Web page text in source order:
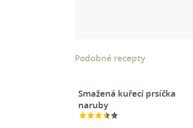
Podobné recepty
Smažená kuřecí prsíčka
naruby